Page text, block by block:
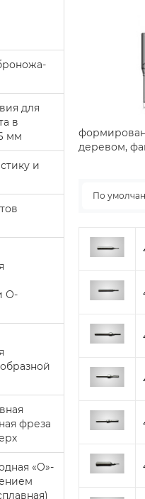
для
в
мм
и
О-
фреза
«O»-
деревом,
По